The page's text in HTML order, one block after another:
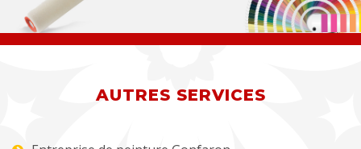
AUTRES SERVICES